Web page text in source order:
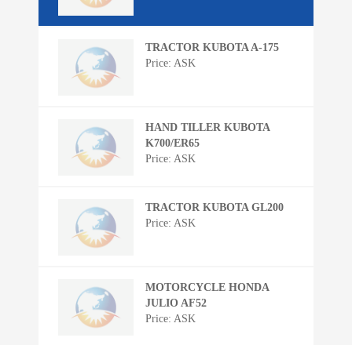
TRACTOR KUBOTA A-175
Price: ASK
HAND TILLER KUBOTA
K700/ER65
Price: ASK
TRACTOR KUBOTA GL200
Price: ASK
MOTORCYCLE HONDA
JULIO AF52
Price: ASK